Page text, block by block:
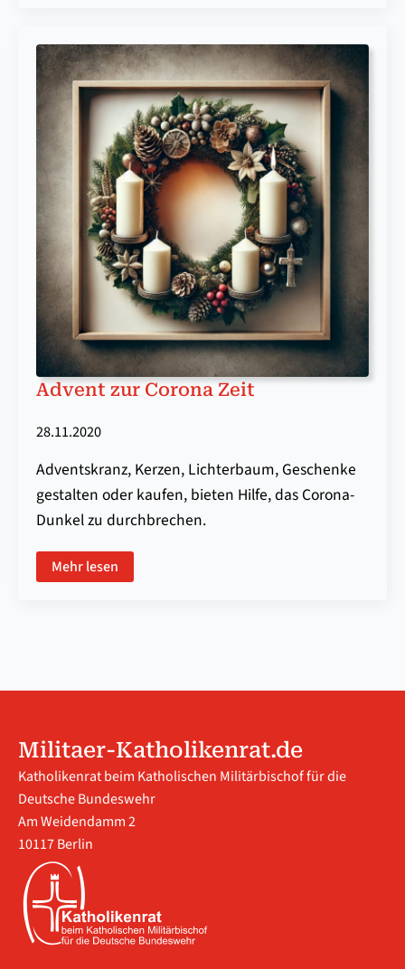
Advent zur Corona Zeit
28.11.2020
Adventskranz, Kerzen, Lichterbaum, Geschenke
gestalten oder kaufen, bieten Hilfe, das Corona-
Dunkel zu durchbrechen.
Mehr lesen
Militaer-Katholikenrat.de
Katholikenrat beim Katholischen Militärbischof für die
Deutsche Bundeswehr
Am Weidendamm 2
10117 Berlin